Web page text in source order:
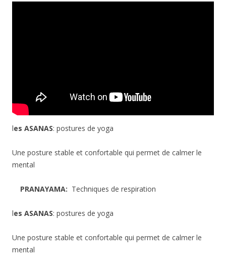
les ASANAS: postures de yoga
Une posture stable et confortable qui permet de calmer le
mental
PRANAYAMA: Techniques de respiration
les ASANAS: postures de yoga
Une posture stable et confortable qui permet de calmer le
mental